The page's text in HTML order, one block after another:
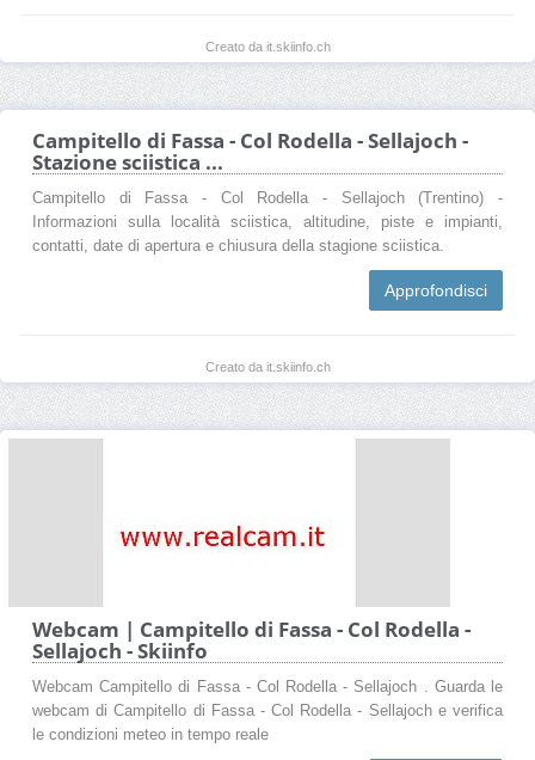
Creato da it.skiinfo.ch
Campitello di Fassa - Col Rodella - Sellajoch -
Stazione sciistica ...
Campitello di Fassa - Col Rodella - Sellajoch (Trentino) -
Informazioni sulla località sciistica, altitudine, piste e impianti,
contatti, date di apertura e chiusura della stagione sciistica.
Approfondisci
Creato da it.skiinfo.ch
Webcam | Campitello di Fassa - Col Rodella -
Sellajoch - Skiinfo
Webcam Campitello di Fassa - Col Rodella - Sellajoch . Guarda le
webcam di Campitello di Fassa - Col Rodella - Sellajoch e verifica
le condizioni meteo in tempo reale